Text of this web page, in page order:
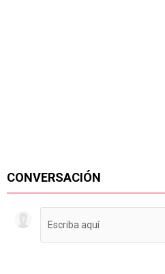
CONVERSACIÓN